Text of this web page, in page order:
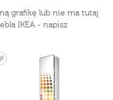
grafikę lub nie ma tutaj
IKEA - napisz